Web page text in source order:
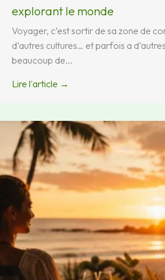
explorant le monde
Voyager, c’est sortir de sa zone de
d’autres cultures… et parfois a
beaucoup de...
Lire l'article →